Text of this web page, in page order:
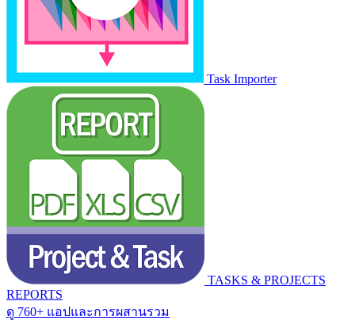
Task Importer
TASKS & PROJECTS
REPORTS
ดู 760+ แอปและการผสานรวม